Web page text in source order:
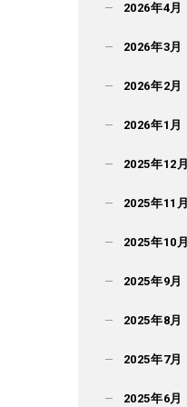
2026年4月
2026年3月
2026年2月
2026年1月
2025年12月
2025年11月
2025年10月
2025年9月
2025年8月
2025年7月
2025年6月